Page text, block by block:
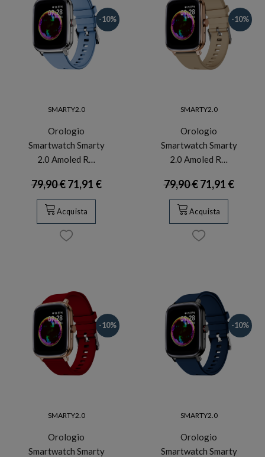
-10%
SMARTY2.0
Orologio
Smartwatch Smarty
2.0 Amoled R…
79,90 €71,91 €
Acquista
-10%
SMARTY2.0
Orologio
Smartwatch Smarty
2.0 Amoled R…
79,90 €71,91 €
Acquista
-10%
SMARTY2.0
Orologio
Smartwatch Smarty
-10%
SMARTY2.0
Orologio
Smartwatch Smarty